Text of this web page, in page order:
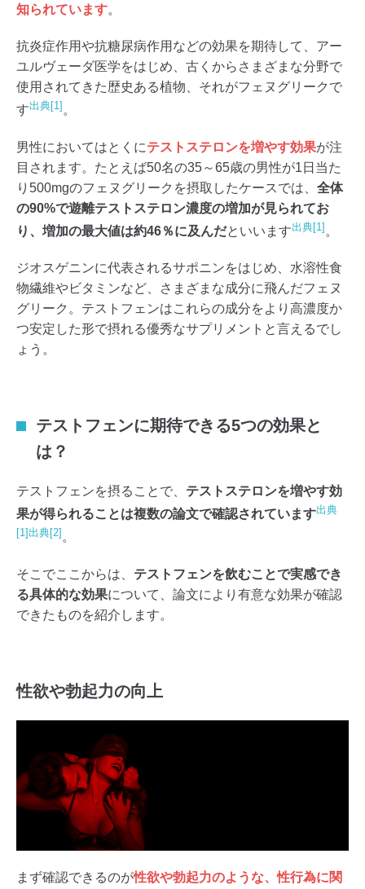
知られています。
抗炎症作用や抗糖尿病作用などの効果を期待して、アー
ユルヴェーダ医学をはじめ、古くからさまざまな分野で
使用されてきた歴史ある植物、それがフェヌグリークで
す出典[1] 。
男性においてはとくにテストステロンを増やす効果が注
目されます。たとえば50名の35～65歳の男性が1日当た
り500mgのフェヌグリークを摂取したケースでは、 全体
の90%で遊離テストステロン濃度の増加が見られてお
り、増加の最大値は約46％に及んだといいます出典[1] 。
ジオスゲニンに代表されるサポニンをはじめ、水溶性食
物繊維やビタミンなど、さまざまな成分に飛んだフェヌ
グリーク。テストフェンはこれらの成分をより高濃度か
つ安定した形で摂れる優秀なサプリメントと言えるでし
ょう。
テストフェンに期待できる5つの効果と
は？
テストフェンを摂ることで、 テストステロンを増やす効
果が得られることは複数の論文で確認されています出典
[1]出典[2] 。
そこでここからは、 テストフェンを飲むことで実感でき
る具体的な効果について、論文により有意な効果が確認
できたものを紹介します。
性欲や勃起力の向上
まず確認できるのが性欲や勃起力のような、性行為に関